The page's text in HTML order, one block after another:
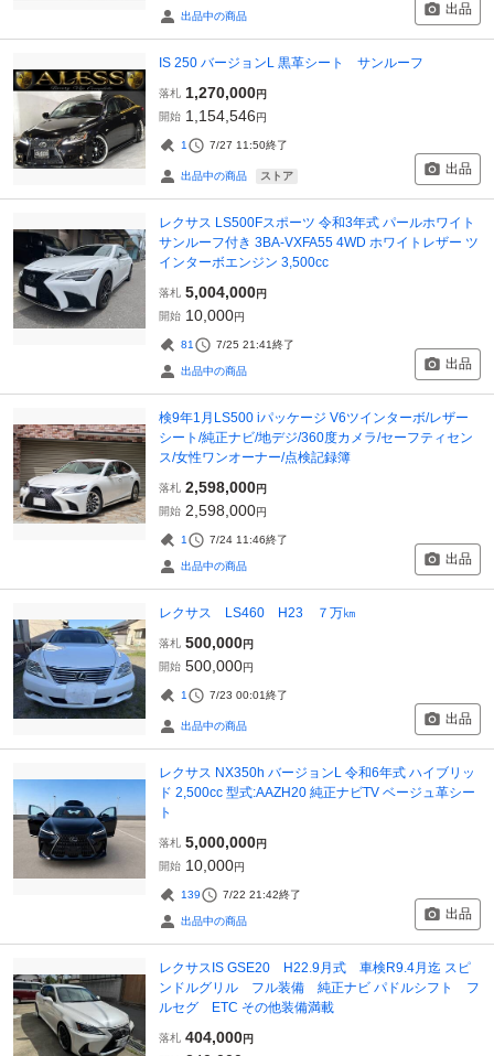
出品中の商品 出品
IS 250 バージョンL 黒革シート サンルーフ
落札 1,270,000円
開始 1,154,546円
1 7/27 11:50終了
出品中の商品 ストア 出品
レクサス LS500Fスポーツ 令和3年式 パールホワイト
サンルーフ付き 3BA-VXFA55 4WD ホワイトレザー ツ
インターボエンジン 3,500cc
落札 5,004,000円
開始 10,000円
81 7/25 21:41終了
出品中の商品 出品
検9年1月LS500 iパッケージ V6ツインターボ/レザー
シート/純正ナビ/地デジ/360度カメラ/セーフティセン
ス/女性ワンオーナー/点検記録簿
落札 2,598,000円
開始 2,598,000円
1 7/24 11:46終了
出品中の商品 出品
レクサス LS460 H23 ７万㎞
落札 500,000円
開始 500,000円
1 7/23 00:01終了
出品中の商品 出品
レクサス NX350h バージョンL 令和6年式 ハイブリッ
ド 2,500cc 型式:AAZH20 純正ナビTV ベージュ革シー
ト
落札 5,000,000円
開始 10,000円
139 7/22 21:42終了
出品中の商品 出品
レクサスIS GSE20 H22.9月式 車検R9.4月迄 スピ
ンドルグリル フル装備 純正ナビ パドルシフト フ
ルセグ ETC その他装備満載
落札 404,000円